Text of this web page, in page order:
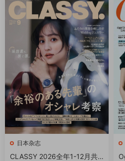
日本杂志
CLASSY 2026全年1-12月共1